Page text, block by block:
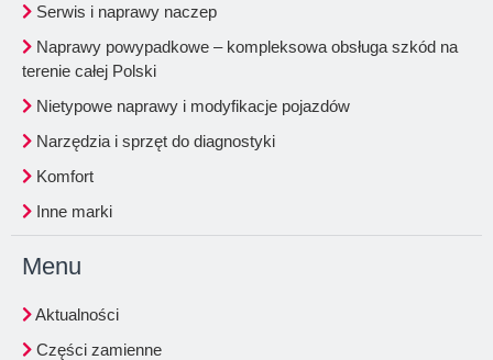
Serwis i naprawy naczep
Naprawy powypadkowe – kompleksowa obsługa szkód na
terenie całej Polski
Nietypowe naprawy i modyfikacje pojazdów
Narzędzia i sprzęt do diagnostyki
Komfort
Inne marki
Menu
Aktualności
Części zamienne